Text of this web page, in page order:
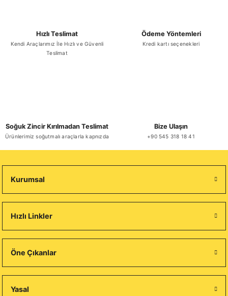
Hızlı Teslimat
Kendi Araçlarımız İle Hızlı ve Güvenli
Teslimat
Ödeme Yöntemleri
Kredi kartı seçenekleri
Soğuk Zincir Kırılmadan Teslimat
Ürünlerimiz soğutmalı araçlarla kapnızda
Bize Ulaşın
+90 545 318 18 41
Kurumsal
Hızlı Linkler
Öne Çıkanlar
Yasal